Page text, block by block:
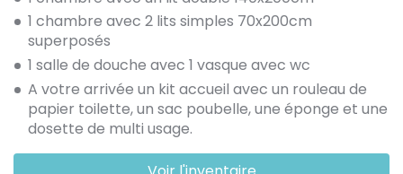
1 chambre avec 2 lits simples 70x200cm
superposés
1 salle de douche avec 1 vasque avec wc
A votre arrivée un kit accueil avec un rouleau de
papier toilette, un sac poubelle, une éponge et une
dosette de multi usage.